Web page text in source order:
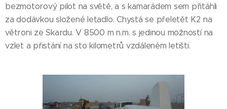
bezmotorový pilot na světě, a s kamarádem sem přitáhli
za dodávkou složené letadlo. Chystá se přeletět K2 na
větroni ze Skardu. V 8500 m n.m. s jedinou možností na
vzlet a přistání na sto kilometrů vzdáleném letišti.